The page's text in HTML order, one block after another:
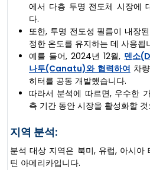
에서 다층 투명 전도체 시장에
다.
또한, 투명 전도성 필름이 내장
정한 온도를 유지하는 데 사용됩
예를 들어, 2024년 12월, 덴소
나투(Canatu)와 협력하여 차
히터를 공동 개발했습니다.
따라서 분석에 따르면, 우수한
측 기간 동안 시장을 활성화할
지역 분석:
분석 대상 지역은 북미, 유럽, 아시아
틴 아메리카입니다.